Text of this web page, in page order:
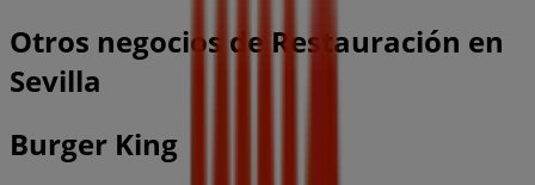
Otros negocios de Restauración en
Sevilla
Burger King